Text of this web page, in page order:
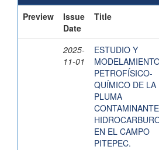
Preview
Issue
Date
Title
2025-
11-01
ESTUDIO Y
PETROFÍSICO-
QUÍMICO DE LA
PLUMA
EN EL CAMPO
PITEPEC.